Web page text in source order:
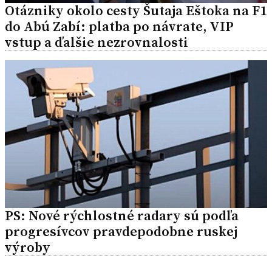
Otázniky okolo cesty Šutaja Eštoka na F1
do Abú Zabí: platba po návrate, VIP
vstup a ďalšie nezrovnalosti
PS: Nové rýchlostné radary sú podľa
progresívcov pravdepodobne ruskej
výroby